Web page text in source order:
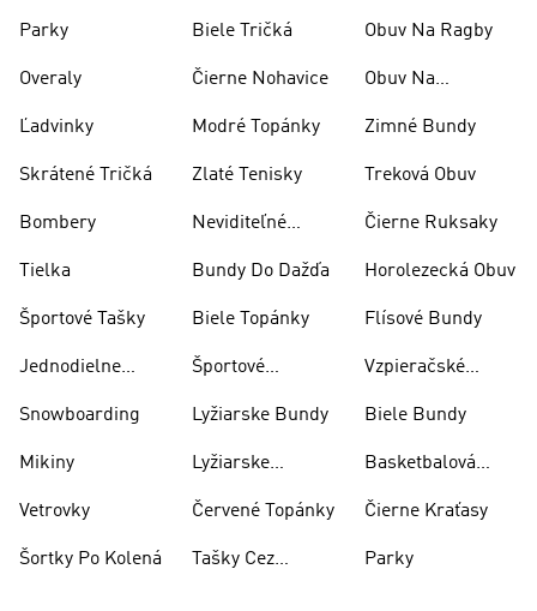
Parky
Overaly
Ľadvinky
Skrátené Tričká
Bombery
Tielka
Športové Tašky
Jednodielne
Snowboarding
Mikiny
Vetrovky
Šortky Po Kolená
Biele Tričká
Čierne Nohavice
Modré Topánky
Zlaté Tenisky
Neviditeľné
Bundy Do Dažďa
Biele Topánky
Športové
Lyžiarske Bundy
Lyžiarske
Červené Topánky
Tašky Cez
Obuv Na Ragby
Obuv Na
Zimné Bundy
Treková Obuv
Čierne Ruksaky
Horolezecká Obuv
Flísové Bundy
Vzpieračské
Biele Bundy
Basketbalová
Čierne Kraťasy
Parky